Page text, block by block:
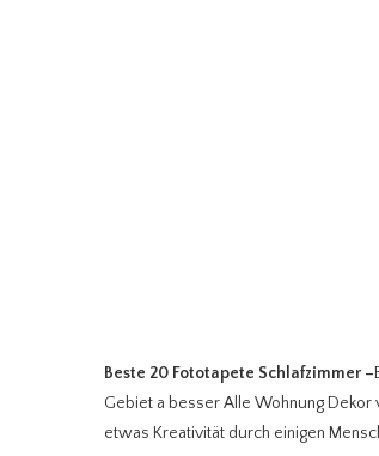
Beste 20 Fototapete Schlafzimmer –
Gebiet a besser Alle Wohnung
etwas Kreativität durch einigen